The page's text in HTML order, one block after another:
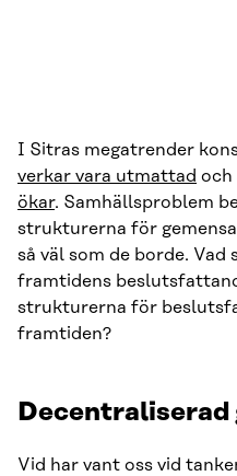
I Sitras megatrender
verkar vara utmattad
ökar. Samhällsproblem
strukturerna för
så väl som de borde. Vad
framtidens
strukturerna för
framtiden?
Vid har vant oss vid